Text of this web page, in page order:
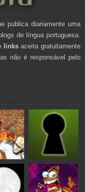
publica diariamente uma
de língua portuguesa.
linksaceita gratuitamente
não é responsável pelo